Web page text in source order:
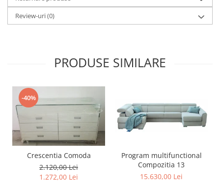
Review-uri(0)
PRODUSE SIMILARE
-40%
Crescentia Comoda
2.120,00 Lei
1.272,00 Lei
Program multifunctional
Compozitia 13
15.630,00 Lei